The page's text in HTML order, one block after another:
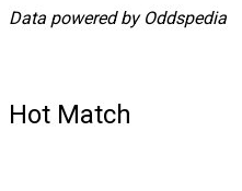
Data powered by Oddspedia
Hot Match